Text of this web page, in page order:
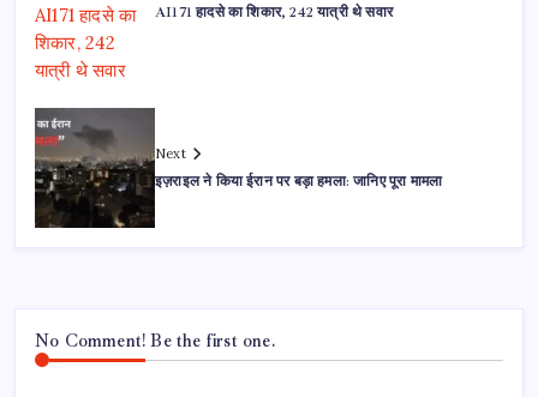
AI171 हादसे का शिकार, 242 यात्री थे सवार
Next
इज़राइल ने किया ईरान पर बड़ा हमला: जानिए पूरा मामला
No Comment! Be the first one.